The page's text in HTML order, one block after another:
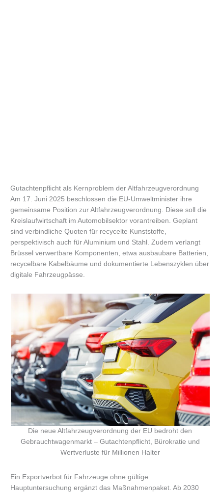
Gutachtenpflicht als Kernproblem der Altfahrzeugverordnung
Am 17. Juni 2025 beschlossen die EU-Umweltminister ihre
gemeinsame Position zur Altfahrzeugverordnung. Diese soll die
Kreislaufwirtschaft im Automobilsektor vorantreiben. Geplant
sind verbindliche Quoten für recycelte Kunststoffe,
perspektivisch auch für Aluminium und Stahl. Zudem verlangt
Brüssel verwertbare Komponenten, etwa ausbaubare Batterien,
recycelbare Kabelbäume und dokumentierte Lebenszyklen über
digitale Fahrzeugpässe.
Die neue Altfahrzeugverordnung der EU bedroht den
Gebrauchtwagenmarkt – Gutachtenpflicht, Bürokratie und
Wertverluste für Millionen Halter
Ein Exportverbot für Fahrzeuge ohne gültige
Hauptuntersuchung ergänzt das Maßnahmenpaket. Ab 2030